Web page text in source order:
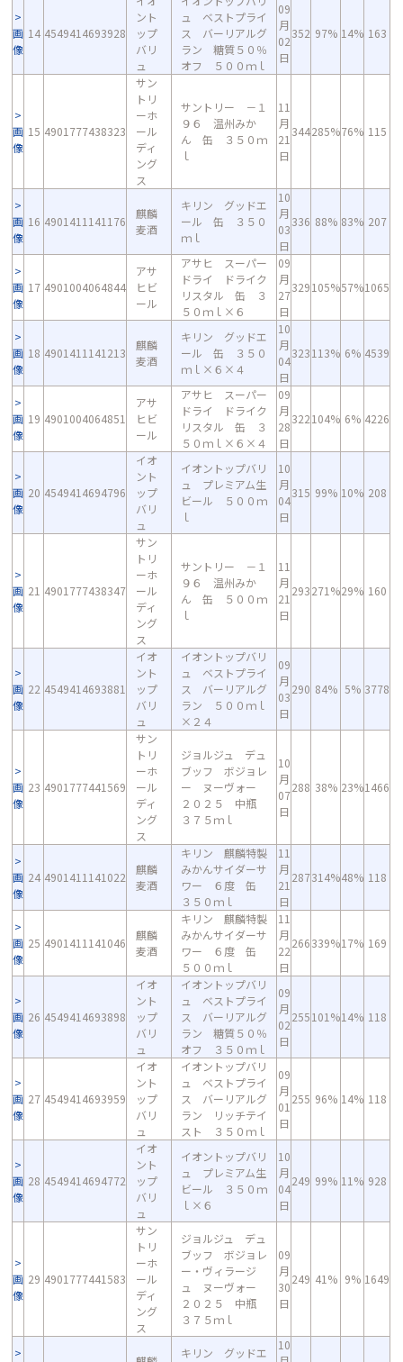
画
像
14 4549414693928
ント
ップ
バリ
ュ
ュ ベストプライ
ス バーリアルグ
ラン 糖質５０％
オフ ５００ｍｌ
09
月
02
日
352 97% 14% 163
画
像
15 4901777438323
サン
トリ
ーホ
ール
ディ
ング
ス
サントリー －１
９６ 温州みか
ん 缶 ３５０ｍ
ｌ
11
月
21
日
344285%76% 115
画
像
16 4901411141176
麒麟
麦酒
キリン グッドエ
ール 缶 ３５０
ｍｌ
10
月
03
日
336 88% 83% 207
画
像
17 4901004064844
アサ
ヒビ
ール
アサヒ スーパー
ドライ ドライク
リスタル 缶 ３
５０ｍｌ×６
09
月
27
日
329105%57%1065
画
像
18 4901411141213
麒麟
麦酒
キリン グッドエ
ール 缶 ３５０
ｍｌ×６×４
10
月
04
日
323113% 6% 4539
画
像
19 4901004064851
アサ
ヒビ
ール
アサヒ スーパー
ドライ ドライク
リスタル 缶 ３
５０ｍｌ×６×４
09
月
28
日
322104% 6% 4226
画
像
20 4549414694796
イオ
ント
ップ
バリ
ュ
イオントップバリ
ュ プレミアム生
ビール ５００ｍ
ｌ
10
月
04
日
315 99% 10% 208
画
像
21 4901777438347
サン
トリ
ーホ
ール
ディ
ング
ス
サントリー －１
９６ 温州みか
ん 缶 ５００ｍ
ｌ
11
月
21
日
293271%29% 160
画
像
22 4549414693881
イオ
ント
ップ
バリ
ュ
イオントップバリ
ュ ベストプライ
ス バーリアルグ
ラン ５００ｍｌ
×２４
09
月
03
日
290 84% 5% 3778
画
像
23 4901777441569
サン
トリ
ーホ
ール
ディ
ング
ス
ジョルジュ デュ
ブッフ ボジョレ
ー ヌーヴォー
２０２５ 中瓶
３７５ｍｌ
10
月
07
日
288 38% 23%1466
画
像
24 4901411141022
麒麟
麦酒
キリン 麒麟特製
みかんサイダーサ
ワー ６度 缶
３５０ｍｌ
11
月
21
日
287314%48% 118
画
像
25 4901411141046
麒麟
麦酒
キリン 麒麟特製
みかんサイダーサ
ワー ６度 缶
５００ｍｌ
11
月
22
日
266339%17% 169
画
像
26 4549414693898
イオ
ント
ップ
バリ
ュ
イオントップバリ
ュ ベストプライ
ス バーリアルグ
ラン 糖質５０％
オフ ３５０ｍｌ
09
月
02
日
255101%14% 118
画
像
27 4549414693959
イオ
ント
ップ
バリ
ュ
イオントップバリ
ュ ベストプライ
ス バーリアルグ
ラン リッチテイ
スト ３５０ｍｌ
09
月
01
日
255 96% 14% 118
画
像
28 4549414694772
イオ
ント
ップ
バリ
ュ
イオントップバリ
ュ プレミアム生
ビール ３５０ｍ
ｌ×６
10
月
04
日
249 99% 11% 928
画
像
29 4901777441583
サン
トリ
ーホ
ール
ディ
ング
ス
ジョルジュ デュ
ブッフ ボジョレ
ー・ヴィラージ
ュ ヌーヴォー
２０２５ 中瓶
３７５ｍｌ
09
月
30
日
249 41% 9% 1649
キリン グッドエ
10